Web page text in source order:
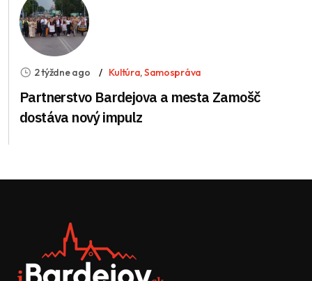
2 týždne ago Kultúra,Samospráva
Partnerstvo Bardejova a mesta Zamošč
dostáva nový impulz